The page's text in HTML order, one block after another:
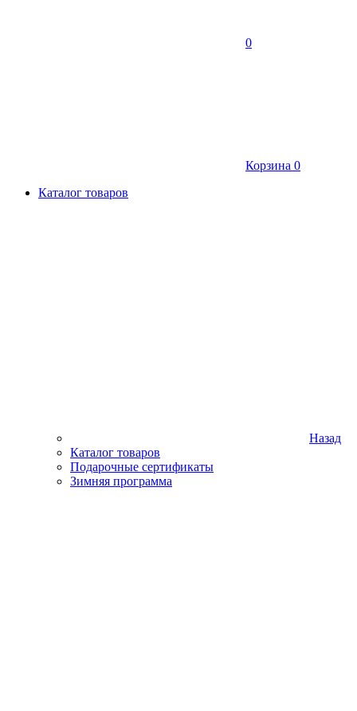
0
Корзина 0
Каталог товаров
Назад
Каталог товаров
Подарочные сертификаты
Зимняя программа